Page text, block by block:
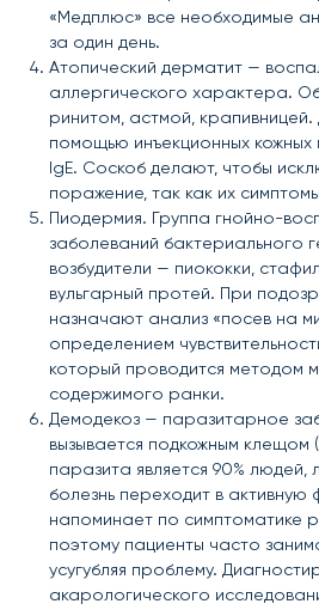
«Медплюс» все необходимые
за один день.
Атопический дерматит —
аллергического характера.
ринитом, астмой, крапивницей.
помощью инъекционных
IgE. Соскоб делают, чтобы
поражение, так как их
Пиодермия. Группа гнойно-
заболеваний бактериального
возбудители — пиококки,
вульгарный протей. При
назначают анализ «посев на
определением
который проводится методом
содержимого ранки.
Демодекоз — паразитарное
вызывается подкожным клещом
паразита является 90% людей,
болезнь переходит в активную
напоминает по симптоматике
поэтому пациенты часто
усугубляя проблему.
акарологического